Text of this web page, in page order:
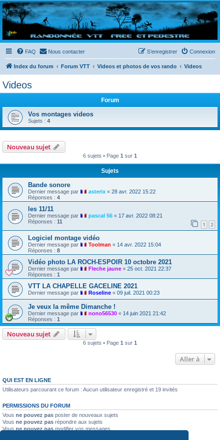
Randovttfree.fr
Bienvenue sur le site des randos vtt et pédestre de Bretagne . Bonne navigation sur le site
et bonnes randos dans l'Ouest !
FAQ Nous contacter Connexion
S’enregistrer
Index du forum Forum VTT Videos et photos de vos rando Videos
Videos
Forum
Vos montages videos
Sujets : 4
Nouveau sujet
6 sujets • Page 1 sur 1
Sujets
Bande sonore
Dernier message par asterix « 28 avr. 2022 15:22
Réponses : 4
les 11/11
Dernier message par pascal 56 « 17 avr. 2022 08:21
Réponses : 11 1 2
Logiciel montage vidéo
Dernier message par Toolman « 14 avr. 2022 15:04
Réponses : 8
Vidéo photo LA ROCH-ESPOIR 10 octobre 2021
Dernier message par Fleche jaune « 25 oct. 2021 22:37
Réponses : 1
VTT LA CHAPELLE GACELINE 2021
Dernier message par Roseline « 09 juil. 2021 00:23
Je veux la même Dimanche !
Dernier message par nono56530 « 14 juin 2021 21:42
Réponses : 1
Nouveau sujet
6 sujets • Page 1 sur 1
Aller à
QUI EST EN LIGNE
Utilisateurs parcourant ce forum : Aucun utilisateur enregistré et 19 invités
PERMISSIONS DU FORUM
Vous ne pouvez pas poster de nouveaux sujets
Vous ne pouvez pas répondre aux sujets
Vous ne pouvez pas modifier vos messages